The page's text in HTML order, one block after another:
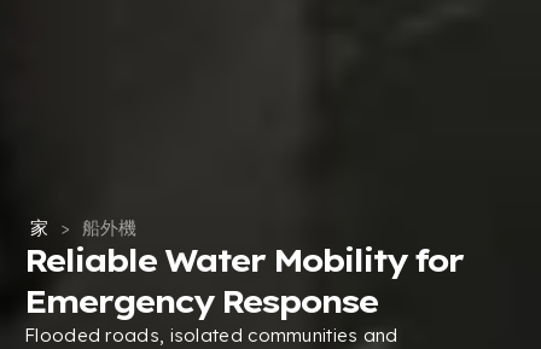
家 > 船外機
Reliable Water Mobility for
Emergency Response
Flooded roads, isolated communities and